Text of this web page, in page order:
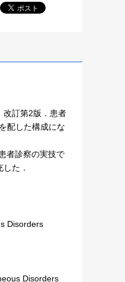
改訂第2版．患者
配した構成にな
者診察の実技で
た．
Disorders
Disorders